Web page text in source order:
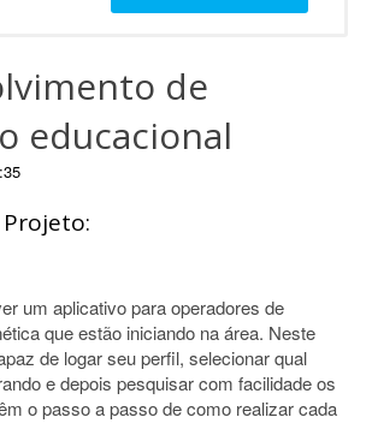
de
educacional
um aplicativo para operadores de
que estão iniciando na área. Neste
de logar seu perfil, selecionar qual
e depois pesquisar com facilidade os
o passo a passo de como realizar cada